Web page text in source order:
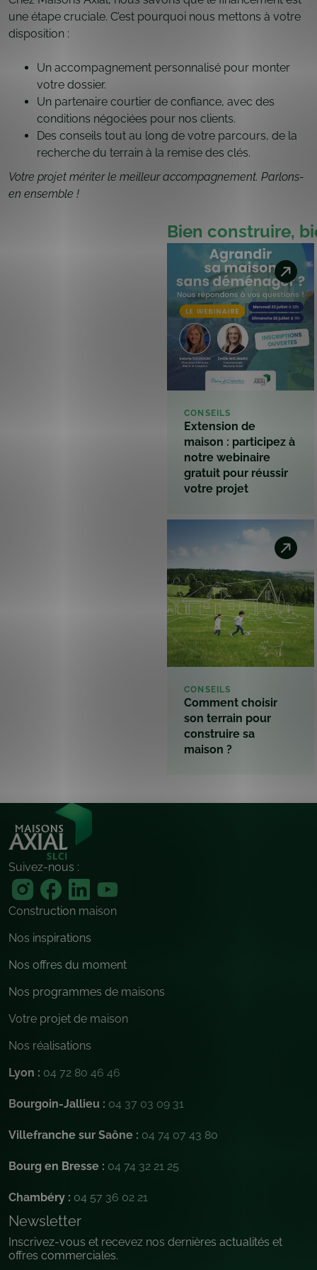
une étape cruciale. C’est pourquoi nous mettons à votre
disposition :
Un accompagnement personnalisé pour monter
votre dossier.
Un partenaire courtier de confiance, avec des
conditions négociées pour nos clients.
Des conseils tout au long de votre parcours, de la
recherche du terrain à la remise des clés.
Votre projet mériter le meilleur accompagnement. Parlons-
en ensemble !
Bien construire,
CONSEILS
Extension de
maison : participez à
notre webinaire
gratuit pour réussir
votre projet
CONSEILS
Comment choisir
son terrain pour
construire sa
maison ?
Suivez-nous :
Construction maison
Nos inspirations
Nos offres du moment
Nos programmes de maisons
Votre projet de maison
Nos réalisations
Lyon : 04 72 80 46 46
Bourgoin-Jallieu : 04 37 03 09 31
Villefranche sur Saône : 04 74 07 43 80
Bourg en Bresse : 04 74 32 21 25
Chambéry : 04 57 36 02 21
Newsletter
Inscrivez-vous et recevez nos dernières actualités et
offres commerciales.